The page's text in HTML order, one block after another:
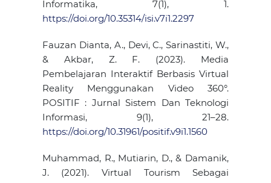
Informatika, 7(1), 1.
https://doi.org/10.35314/isi.v7i1.2297
Fauzan Dianta, A., Devi, C., Sarinastiti, W.,
& Akbar, Z. F. (2023). Media
Pembelajaran Interaktif Berbasis Virtual
Reality Menggunakan Video 360°.
POSITIF : Jurnal Sistem Dan Teknologi
Informasi, 9(1), 21–28.
https://doi.org/10.31961/positif.v9i1.1560
Muhammad, R., Mutiarin, D., & Damanik,
J. (2021). Virtual Tourism Sebagai